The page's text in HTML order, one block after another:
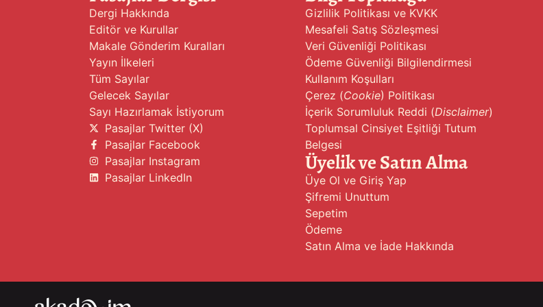
Dergi Hakkında
Editör ve Kurullar
Makale Gönderim Kuralları
Yayın İlkeleri
Tüm Sayılar
Gelecek Sayılar
Sayı Hazırlamak İstiyorum
Pasajlar Twitter (X)
Pasajlar Facebook
Pasajlar Instagram
Pasajlar LinkedIn
Gizlilik Politikası ve KVKK
Mesafeli Satış Sözleşmesi
Veri Güvenliği Politikası
Ödeme Güvenliği Bilgilendirmesi
Kullanım Koşulları
Çerez (Cookie) Politikası
İçerik Sorumluluk Reddi (Disclaimer)
Toplumsal Cinsiyet Eşitliği Tutum
Belgesi
Üyelik ve Satın Alma
Üye Ol ve Giriş Yap
Şifremi Unuttum
Sepetim
Ödeme
Satın Alma ve İade Hakkında